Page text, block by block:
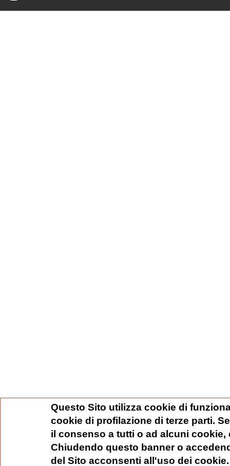
Questo Sito utilizza cookie di
cookie di profilazione di terze parti.
il consenso a tutti o ad alcuni
Chiudendo questo banner o
del Sito acconsenti all'uso dei cookie.